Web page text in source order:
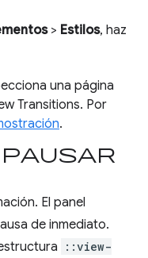
> Estilos, haz
una página
Transitions. Por
.
pausar
El panel
de inmediato.
::view-